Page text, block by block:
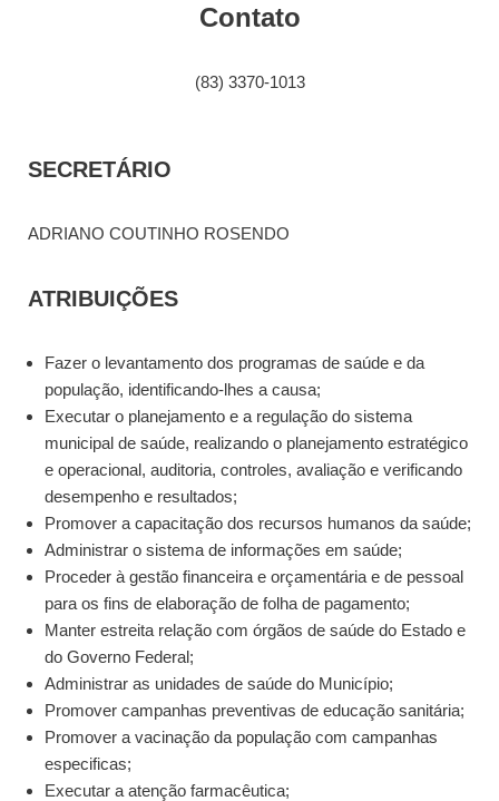
Contato
(83) 3370-1013
SECRETÁRIO
ADRIANO COUTINHO ROSENDO
ATRIBUIÇÕES
Fazer o levantamento dos programas de saúde e da
população, identificando-lhes a causa;
Executar o planejamento e a regulação do sistema
municipal de saúde, realizando o planejamento estratégico
e operacional, auditoria, controles, avaliação e verificando
desempenho e resultados;
Promover a capacitação dos recursos humanos da saúde;
Administrar o sistema de informações em saúde;
Proceder à gestão financeira e orçamentária e de pessoal
para os fins de elaboração de folha de pagamento;
Manter estreita relação com órgãos de saúde do Estado e
do Governo Federal;
Administrar as unidades de saúde do Município;
Promover campanhas preventivas de educação sanitária;
Promover a vacinação da população com campanhas
especificas;
Executar a atenção farmacêutica;